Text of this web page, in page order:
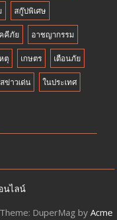
สกู๊ปพิเศษ
คีภัย อาชญากรรม
ตุ เกษตร เตือนภัย
ข่าวเด่น ในประเทศ
นไลน์
Theme: DuperMag by Acme